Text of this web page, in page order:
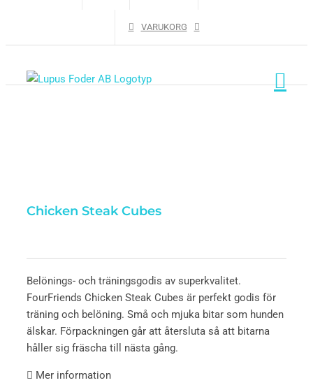
VARUKORG
Chicken Steak Cubes
Belönings- och träningsgodis av superkvalitet.
FourFriends Chicken Steak Cubes är perfekt godis för
träning och belöning. Små och mjuka bitar som hunden
älskar. Förpackningen går att återsluta så att bitarna
håller sig fräscha till nästa gång.
Mer information